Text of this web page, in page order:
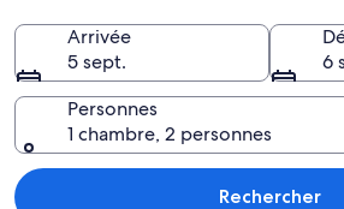
suivante :
Nouvelle-
Zélande
Deux
Arrivée
5 sept.
6
Personnes
1 chambre, 2 personnes
Rechercher